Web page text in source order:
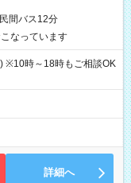
間バス12分
なっています
時～18時もご相談OK
詳細へ